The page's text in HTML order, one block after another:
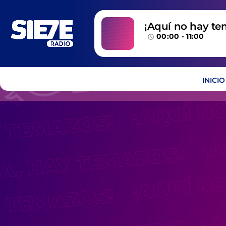
¡Aquí no hay
temazos!
access_time 00:00 - 11:00
INICIO